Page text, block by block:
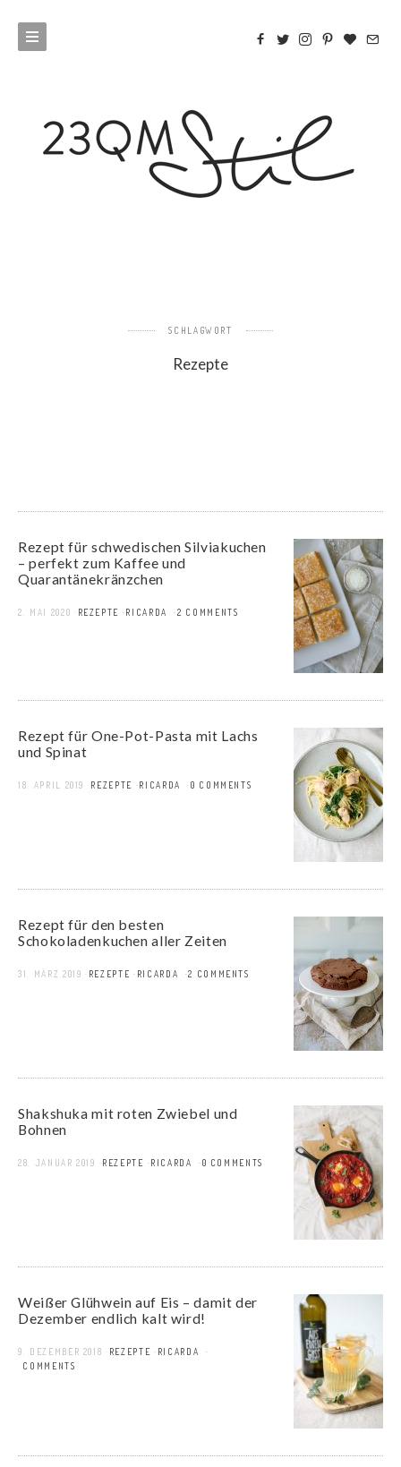
SCHLAGWORT
Rezepte
Rezept für schwedischen Silviakuchen
– perfekt zum Kaffee und
Quarantänekränzchen
2. MAI 2020 REZEPTE RICARDA 2 COMMENTS
Rezept für One-Pot-Pasta mit Lachs
und Spinat
18. APRIL 2019 REZEPTE RICARDA 0 COMMENTS
Rezept für den besten
Schokoladenkuchen aller Zeiten
31. MÄRZ 2019 REZEPTE RICARDA 2 COMMENTS
Shakshuka mit roten Zwiebel und
Bohnen
28. JANUAR 2019 REZEPTE RICARDA 0 COMMENTS
Weißer Glühwein auf Eis – damit der
Dezember endlich kalt wird!
9. DEZEMBER 2018 REZEPTE
RICARDA
8 COMMENTS